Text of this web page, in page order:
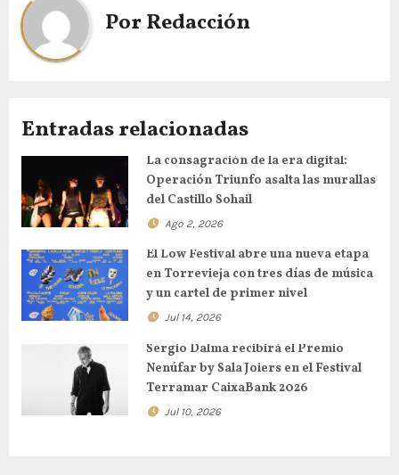
PorRedacción
Entradas relacionadas
La consagración de la era digital:
Operación Triunfo asalta las murallas
del Castillo Sohail
Ago 2, 2026
El Low Festival abre una nueva etapa
en Torrevieja con tres días de música
y un cartel de primer nivel
Jul 14, 2026
Sergio Dalma recibirá el Premio
Nenúfar by Sala Joiers en el Festival
Terramar CaixaBank 2026
Jul 10, 2026